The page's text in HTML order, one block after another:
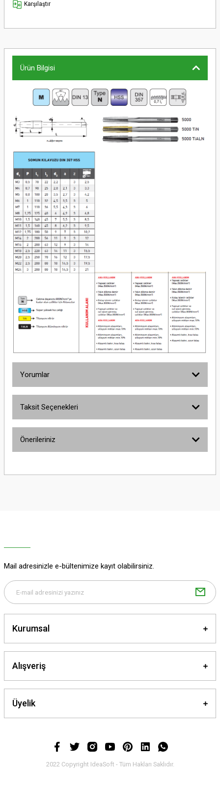
Karşılaştır
Ürün Bilgisi
Yorumlar
Taksit Seçenekleri
Önerileriniz
yetersiz gördüğünüz noktaları öneri formunu kullanarak tarafımıza
Bu ürüne benzer farklı alternatifler olmalı.
Mail adresinizle e-bültenimize kayıt olabilirsiniz.
Kurumsal
Alışveriş
Üyelik
2022 Copyright IdeaSoft - Tüm Hakları Saklıdır.